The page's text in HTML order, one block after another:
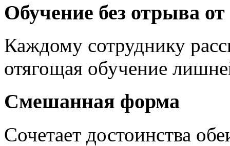
Обучение без отрыва
Каждому сотруднику
отягощая обучение
Смешанная форма
Сочетает достоинства